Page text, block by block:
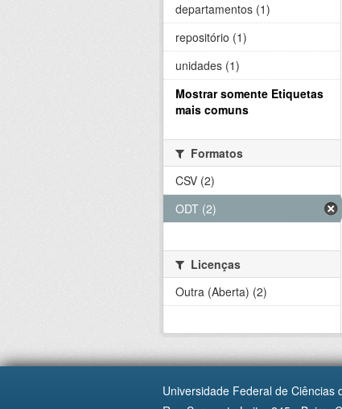
departamentos (1)
repositório (1)
unidades (1)
Mostrar somente Etiquetas
mais comuns
Formatos
CSV (2)
ODT (2)
Licenças
Outra (Aberta) (2)
Universidade Federal de Ciências